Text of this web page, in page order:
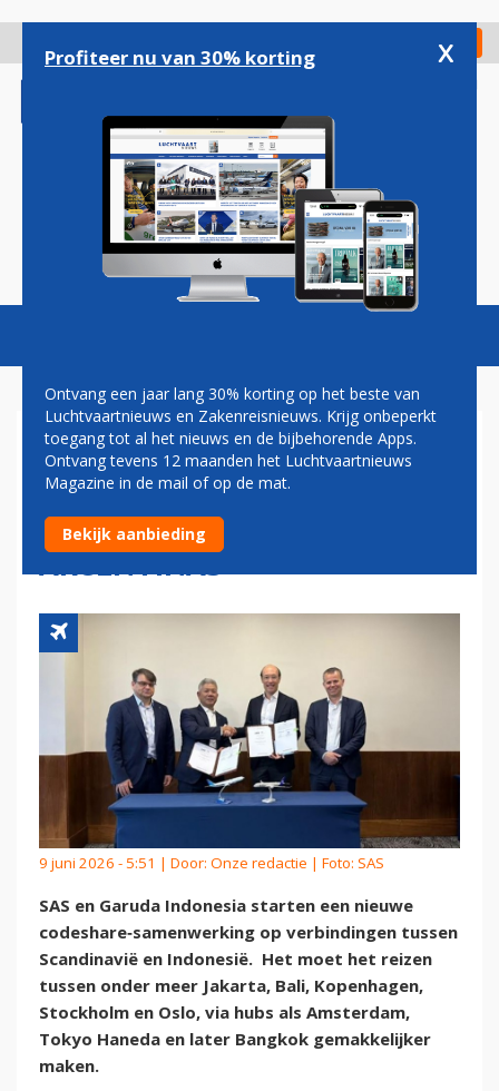
gaan
Check in
Magazine Podcasts Vacatures
SAS GAAN INTENSIEVER
SAMENWERKEN MET GARUDA
INDONESIA EN AEROLÍNEAS
ARGENTINAS
9 juni 2026 - 5:51 | Door: Onze redactie | Foto: SAS
SAS en Garuda Indonesia starten een nieuwe
codeshare‑samenwerking op verbindingen tussen
Scandinavië en Indonesië. Het moet het reizen
tussen onder meer Jakarta, Bali, Kopenhagen,
Stockholm en Oslo, via hubs als Amsterdam,
Tokyo Haneda en later Bangkok gemakkelijker
maken.
Profiteer nu van 30% korting x
Ontvang een jaar lang 30% korting op het beste van
Luchtvaartnieuws en Zakenreisnieuws. Krijg onbeperkt
toegang tot al het nieuws en de bijbehorende Apps.
Ontvang tevens 12 maanden het Luchtvaartnieuws
Magazine in de mail of op de mat.
Bekijk aanbieding